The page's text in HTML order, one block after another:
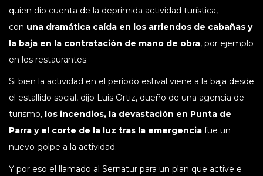
quien dio cuenta de la deprimida actividad turística,
con una dramática caída en los arriendos de cabañas y
la baja en la contratación de mano de obra, por ejemplo
en los restaurantes.
Si bien la actividad en el período estival viene a la baja desde
el estallido social, dijo Luis Ortiz, dueño de una agencia de
turismo, los incendios, la devastación en Punta de
Parra y el corte de la luz tras la emergencia fue un
nuevo golpe a la actividad.
Y por eso el llamado al Sernatur para un plan que active e